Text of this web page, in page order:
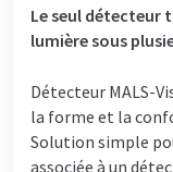
Le seul détecteur
lumière sous
Détecteur MALS-
la forme et la
Solution simple
associée à un